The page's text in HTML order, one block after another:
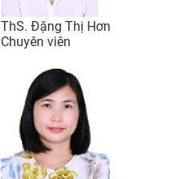
ThS. Đặng Thị Hơn
Chuyên viên